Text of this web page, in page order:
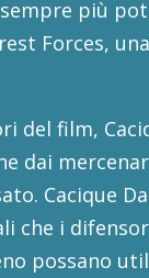
più
Forces,
del film,
dai
Cacique
che i
possano